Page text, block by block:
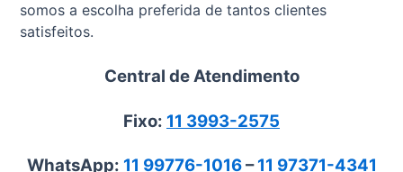
somos a escolha preferida de tantos clientes
satisfeitos.
Central de Atendimento
Fixo: 11 3993-2575
WhatsApp: 11 99776-1016–11 97371-4341